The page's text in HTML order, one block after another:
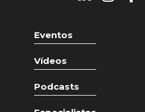
Eventos
Vídeos
Podcasts